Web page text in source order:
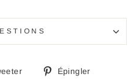
TweeterÉpingler